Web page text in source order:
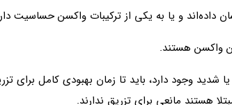
داده‌اند و یا به یکی از ترکیبات واکسن حساسیت
واکسن هستند.
شدید وجود دارد، باید تا زمان بهبودی کامل
هستند مانعی برای تزریق ندارند.